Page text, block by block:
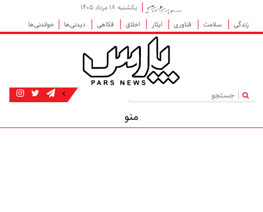
یکشنبه ۱۸ مرداد ۱۴۰۵
زندگی
سلامت فناوری ایثار اخلاق فکاهی دیدنی‌ها خواندنی‌ها
|
منو